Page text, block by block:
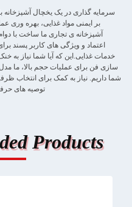
سرمایه گذاری در یک یخچال
بر ایمنی مواد غذایی، بهره وری
آشپزخانه ی تجاری ما ساخت با
اعتماد و ویژگی های کاربر پسند
خدمات غذایی.این که آیا شما نیاز به
سازی فن برای عملیات حجم بالا، ما
شما داریم. نیاز به کمک برای انتخاب
توصیه های
Products